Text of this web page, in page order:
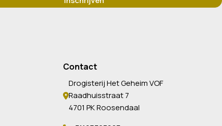
Contact
Drogisterij Het Geheim VOF
Raadhuisstraat 7
4701 PK Roosendaal